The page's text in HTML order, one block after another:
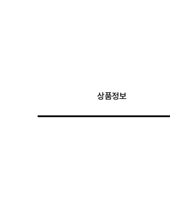
상품정보